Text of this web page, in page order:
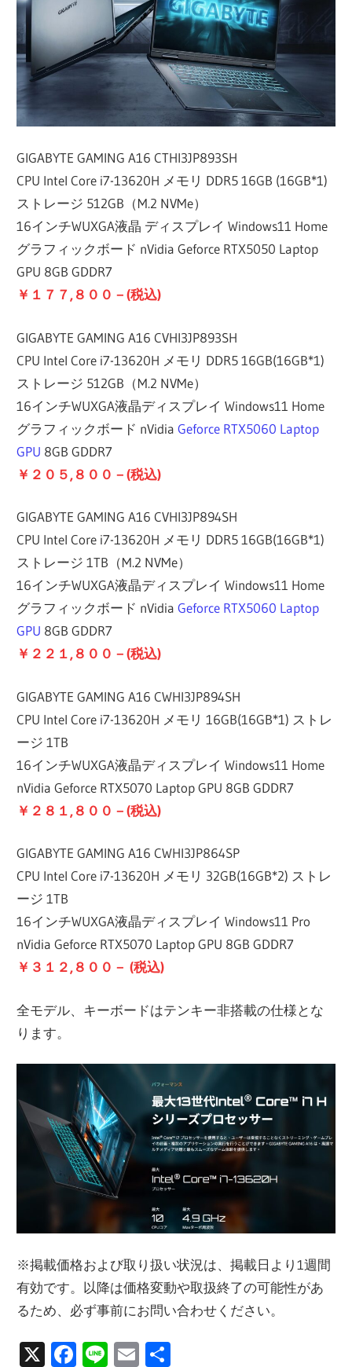
GIGABYTE GAMING A16 CTHI3JP893SH
CPU Intel Core i7-13620H メモリ DDR5 16GB (16GB*1)
ストレージ 512GB（M.2 NVMe）
16インチWUXGA液晶 ディスプレイ Windows11 Home
グラフィックボード nVidia Geforce RTX5050 Laptop
GPU 8GB GDDR7
￥１７７,８００－(税込)
GIGABYTE GAMING A16 CVHI3JP893SH
CPU Intel Core i7-13620H メモリ DDR5 16GB(16GB*1)
ストレージ 512GB（M.2 NVMe）
16インチWUXGA液晶ディスプレイ Windows11 Home
グラフィックボード nVidiaGeforce RTX5060 Laptop
GPU 8GB GDDR7
￥２０５,８００－(税込)
GIGABYTE GAMING A16 CVHI3JP894SH
CPU Intel Core i7-13620H メモリ DDR5 16GB(16GB*1)
ストレージ 1TB（M.2 NVMe）
16インチWUXGA液晶ディスプレイ Windows11 Home
グラフィックボード nVidiaGeforce RTX5060 Laptop
GPU 8GB GDDR7
￥２２１,８００－(税込)
GIGABYTE GAMING A16 CWHI3JP894SH
CPU Intel Core i7-13620H メモリ 16GB(16GB*1) ストレ
ージ 1TB
16インチWUXGA液晶ディスプレイ Windows11 Home
nVidia Geforce RTX5070 Laptop GPU 8GB GDDR7
￥２８１,８００－(税込)
GIGABYTE GAMING A16 CWHI3JP864SP
CPU Intel Core i7-13620H メモリ 32GB(16GB*2) ストレ
ージ 1TB
16インチWUXGA液晶ディスプレイ Windows11 Pro
nVidia Geforce RTX5070 Laptop GPU 8GB GDDR7
￥３１２,８００－ (税込)
全モデル、キーボードはテンキー非搭載の仕様とな
ります。
※掲載価格および取り扱い状況は、掲載日より1週間
有効です。以降は価格変動や取扱終了の可能性があ
るため、必ず事前にお問い合わせください。
X Facebook
LineEmail